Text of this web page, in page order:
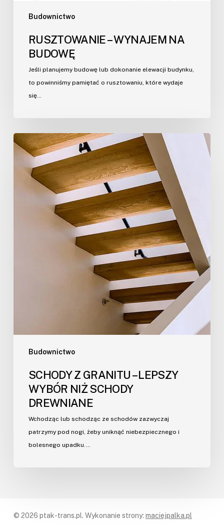
Budownictwo
RUSZTOWANIE – WYNAJEM NA
BUDOWĘ
Jeśli planujemy budowę lub dokonanie elewacji budynku,
to powinniśmy pamiętać o rusztowaniu, które wydaje
się…
Budownictwo
SCHODY Z GRANITU – LEPSZY
WYBÓR NIŻ SCHODY
DREWNIANE
Wchodząc lub schodząc ze schodów zazwyczaj
patrzymy pod nogi, żeby uniknąć niebezpiecznego i
bolesnego upadku.…
© 2026 ptak-trans.pl. Wykonanie strony: maciejpalka.pl